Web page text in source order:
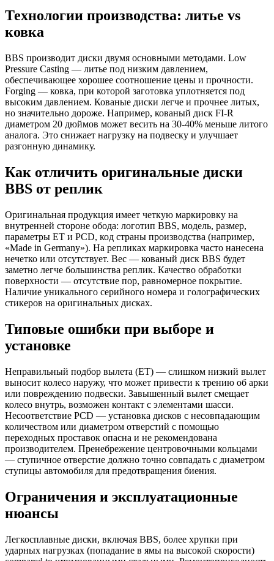
Технологии производства: литье vs
ковка
BBS производит диски двумя основными методами. Low
Pressure Casting — литье под низким давлением,
обеспечивающее хорошее соотношение цены и прочности.
Forging — ковка, при которой заготовка уплотняется под
высоким давлением. Кованые диски легче и прочнее литых,
но значительно дороже. Например, кованый диск FI-R
диаметром 20 дюймов может весить на 30-40% меньше литого
аналога. Это снижает нагрузку на подвеску и улучшает
разгонную динамику.
Как отличить оригинальные диски
BBS от реплик
Оригинальная продукция имеет четкую маркировку на
внутренней стороне обода: логотип BBS, модель, размер,
параметры ET и PCD, код страны производства (например,
«Made in Germany»). На репликах маркировка часто нанесена
нечетко или отсутствует. Вес — кованый диск BBS будет
заметно легче большинства реплик. Качество обработки
поверхности — отсутствие пор, равномерное покрытие.
Наличие уникального серийного номера и голографических
стикеров на оригинальных дисках.
Типовые ошибки при выборе и
установке
Неправильный подбор вылета (ET) — слишком низкий вылет
выносит колесо наружу, что может привести к трению об арки
или повреждению подвески. Завышенный вылет смещает
колесо внутрь, возможен контакт с элементами шасси.
Несоответствие PCD — установка дисков с несовпадающим
количеством или диаметром отверстий с помощью
переходных проставок опасна и не рекомендована
производителем. Пренебрежение центровочными кольцами
— ступичное отверстие должно точно совпадать с диаметром
ступицы автомобиля для предотвращения биения.
Ограничения и эксплуатационные
нюансы
Легкосплавные диски, включая BBS, более хрупки при
ударных нагрузках (попадание в ямы на высокой скорости)